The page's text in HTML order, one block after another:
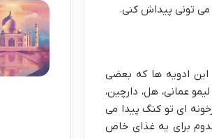
تونی پیداش کنی.
این ادویه ها که بعضی
عمانی، هل، دارچین،
ای تو کنگ پیدا می
برای یه غذای خاص